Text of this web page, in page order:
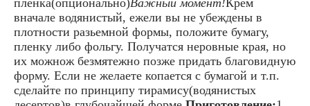
вначале водянистый, ежели вы не убеждены в
плотности разьемной формы, положите бумагу,
пленку либо фольгу. Получатся неровные края, но
их можнож безмятежно позже придать благовидную
форму. Если не желаете копается с бумагой и т.п.
сделайте по принципу тирамису(водянистых